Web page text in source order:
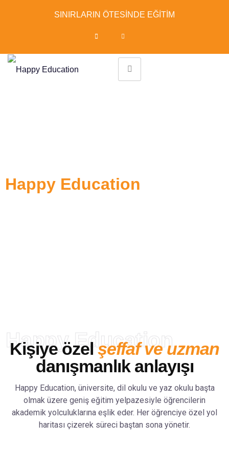
SINIRLARIN ÖTESİNDE EĞİTİM
Happy Education
Happy Education
Kişiye özelşeffaf ve uzman
danışmanlık anlayışı
Happy Education, üniversite, dil okulu ve yaz okulu başta
olmak üzere geniş eğitim yelpazesiyle öğrencilerin
akademik yolculuklarına eşlik eder. Her öğrenciye özel yol
haritası çizerek süreci baştan sona yönetir.